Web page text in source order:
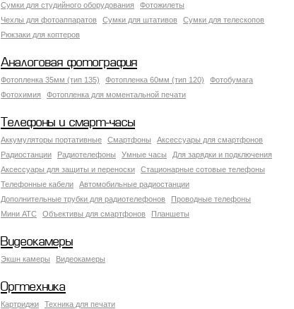
Сумки для студийного оборудования
Фотожилеты
Чехлы для фотоаппаратов
Сумки для штативов
Сумки для телескопов
Рюкзаки для коптеров
Аналоговая фотография
Фотопленка 35мм (тип 135) Фотопленка 60мм (тип 120)
Фотобумага
Фотохимия
Фотопленка для моментальной печати
Телефоны и смарт-часы
Аккумуляторы портативные Смартфоны
Аксессуары для смартфонов
Радиостанции
Радиотелефоны Умные часы
Для зарядки и подключения
Аксессуары для защиты и переноски
Стационарные сотовые телефоны
Телефонные кабели
Автомобильные радиостанции
Дополнительные трубки для радиотелефонов
Проводные телефоны
Мини АТС
Объективы для смартфонов Планшеты
Видеокамеры
Экшн камеры Видеокамеры
Оргтехника
Картриджи Техника для печати